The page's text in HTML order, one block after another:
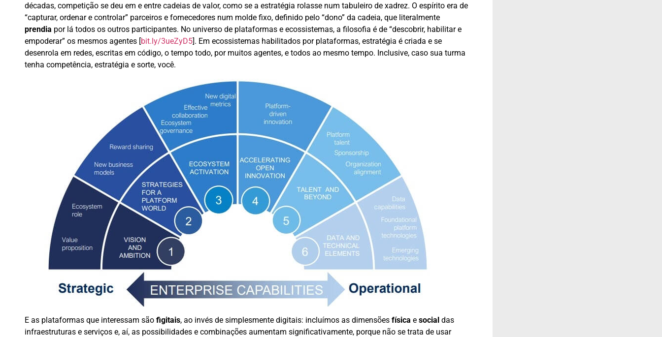
décadas, competição se deu em e entre cadeias de valor, como se a estratégia rolasse num tabuleiro de xadrez. O espírito era de
“capturar, ordenar e controlar” parceiros e fornecedores num molde fixo, definido pelo “dono” da cadeia, que literalmente
prendia por lá todos os outros participantes. No universo de plataformas e ecossistemas, a filosofia é de “descobrir, habilitar e
empoderar” os mesmos agentes [bit.ly/3ueZyD5]. Em ecossistemas habilitados por plataformas, estratégia é criada e se
desenrola em redes, escritas em código, o tempo todo, por muitos agentes, e todos ao mesmo tempo. Inclusive, caso sua turma
tenha competência, estratégia e sorte, você.
E as plataformas que interessam são figitais, ao invés de simplesmente digitais: incluímos as dimensões física e social das
infraestruturas e serviços e, aí, as possibilidades e combinações aumentam significativamente, porque não se trata de usar